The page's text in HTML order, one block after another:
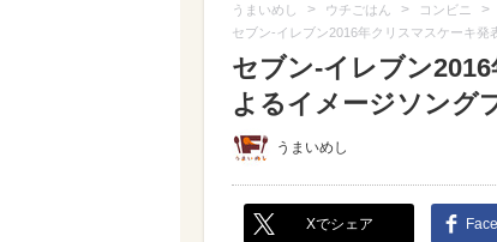
うまいめし > ウチごはん > コンビニ >
セブン‐イレブン2016年クリスマスケーキ
セブン‐イレブン
よるイメージソング
うまいめし
Xでシェア